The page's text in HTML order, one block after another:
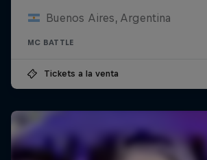
Buenos Aires, Argentina
MC BATTLE
Tickets a la venta